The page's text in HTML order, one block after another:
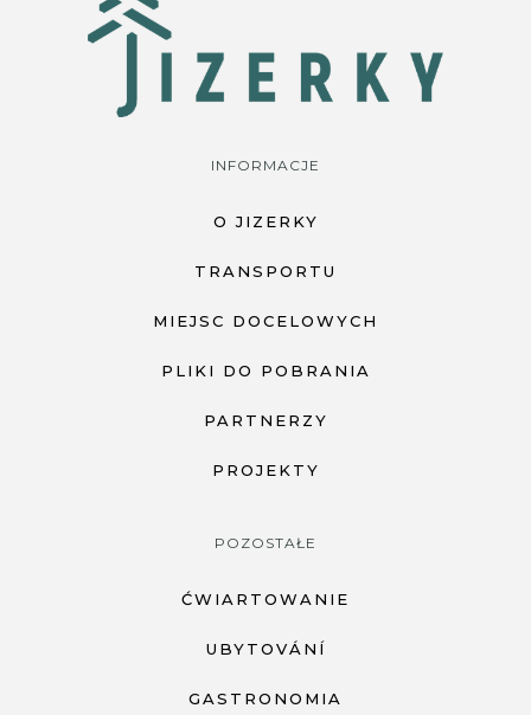
INFORMACJE
O JIZERKY
TRANSPORTU
MIEJSC DOCELOWYCH
PLIKI DO POBRANIA
PARTNERZY
PROJEKTY
POZOSTAŁE
ĆWIARTOWANIE
UBYTOVÁNÍ
GASTRONOMIA